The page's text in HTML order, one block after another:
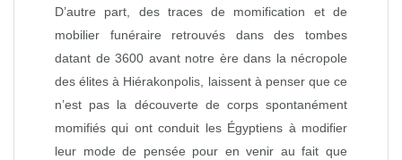
D’autre part, des traces de momification et de
mobilier funéraire retrouvés dans des tombes
datant de 3600 avant notre ère dans la nécropole
des élites à Hiérakonpolis, laissent à penser que ce
n’est pas la découverte de corps spontanément
momifiés qui ont conduit les Égyptiens à modifier
leur mode de pensée pour en venir au fait que